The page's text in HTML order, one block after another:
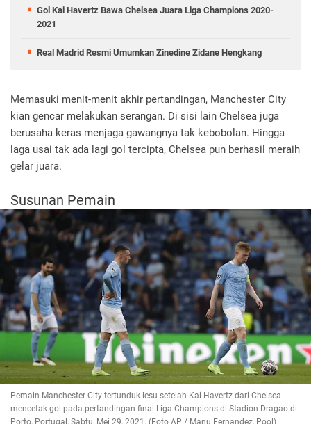
Gol Kai Havertz Bawa Chelsea Juara Liga Champions 2020-
2021
Real Madrid Resmi Umumkan Zinedine Zidane Hengkang
Memasuki menit-menit akhir pertandingan, Manchester City
kian gencar melakukan serangan. Di sisi lain Chelsea juga
berusaha keras menjaga gawangnya tak kebobolan. Hingga
laga usai tak ada lagi gol tercipta, Chelsea pun berhasil meraih
gelar juara.
Susunan Pemain
Pemain Manchester City tertunduk lesu setelah Kai Havertz dari Chelsea
mencetak gol pada pertandingan final Liga Champions di Stadion Dragao di
Porto, Portugal, Sabtu, Mei 29, 2021. (Foto AP / Manu Fernandez, Pool)